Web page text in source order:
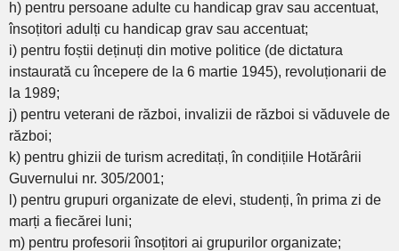
h) pentru persoane adulte cu handicap grav sau accentuat,
însoțitori adulți cu handicap grav sau accentuat;
i) pentru foștii deținuți din motive politice (de dictatura
instaurată cu începere de la 6 martie 1945), revoluționarii de
la 1989;
j) pentru veterani de război, invalizii de război si văduvele de
război;
k) pentru ghizii de turism acreditați, în condițiile Hotărârii
Guvernului nr. 305/2001;
l) pentru grupuri organizate de elevi, studenți, în prima zi de
marți a fiecărei luni;
m) pentru profesorii însoțitori ai grupurilor organizate;